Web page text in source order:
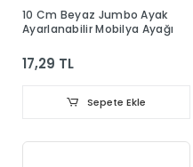
10 Cm Beyaz Jumbo Ayak
Ayarlanabilir Mobilya Ayağı
17,29 TL
Sepete Ekle